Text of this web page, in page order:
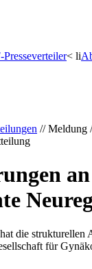
< li
// Meldung
die
für